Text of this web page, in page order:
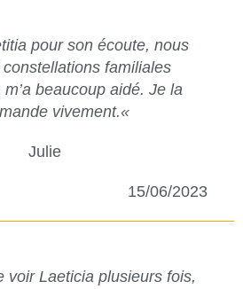
pour son écoute, nous
familiales
beaucoup aidé. Je la
vivement.«
Julie
15/06/2023
voir Laeticia plusieurs fois,